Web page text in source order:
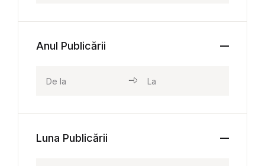
Anul Publicării
Luna Publicării